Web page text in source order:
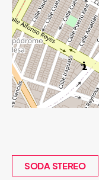
SODA STEREO